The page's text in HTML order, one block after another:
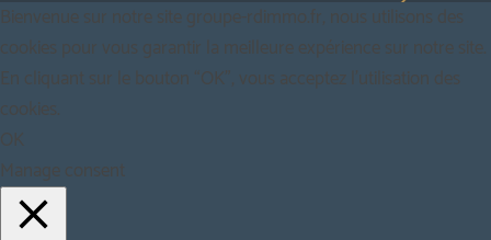
Bienvenue sur notre site groupe-rdimmo.fr, nous utilisons des
cookies pour vous garantir la meilleure expérience sur notre site.
En cliquant sur le bouton “OK”, vous acceptez l'utilisation des
cookies.
OK
Manage consent